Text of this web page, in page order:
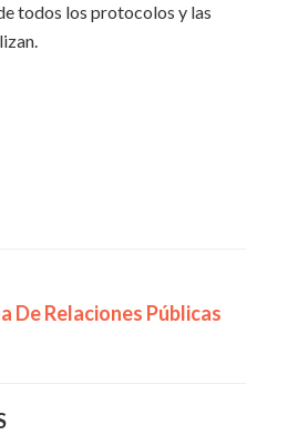
todos los protocolos y las
De Relaciones Públicas